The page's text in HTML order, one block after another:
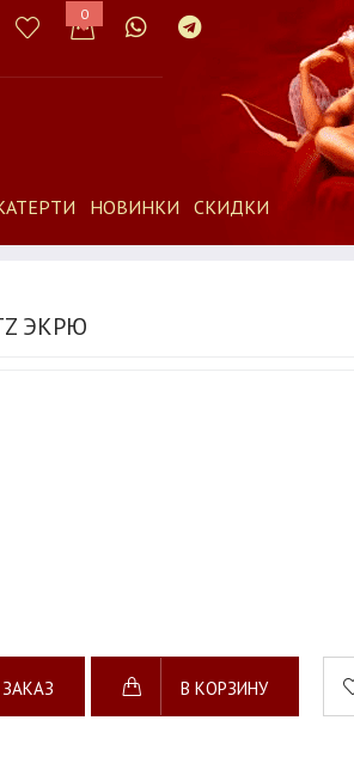
0
НОВИНКИ СКИДКИ
ЭКРЮ
В КОРЗИНУ